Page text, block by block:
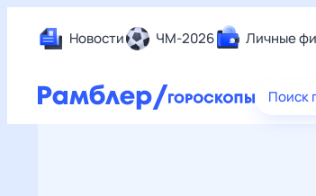
Новости ЧМ-2026 Личные
Поиск